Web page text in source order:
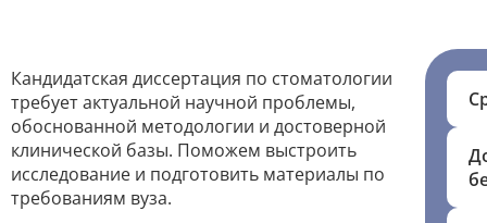
Кандидатская диссертация по стоматологии
требует актуальной научной проблемы,
обоснованной методологии и достоверной
клинической базы. Поможем выстроить
исследование и подготовить материалы по
требованиям вуза.